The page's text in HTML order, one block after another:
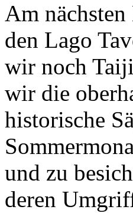
Am
den Lago
wir noch
wir die
historische
und zu
deren